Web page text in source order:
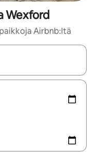
Wexford
Airbnb:ltä
ylös- ja alas-